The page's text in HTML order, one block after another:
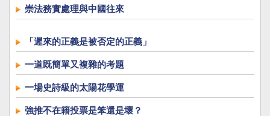
崇法務實處理與中國往來
「遲來的正義是被否定的正義」
一道既簡單又複雜的考題
一場史詩級的太陽花學運
強推不在籍投票是笨還是壞？